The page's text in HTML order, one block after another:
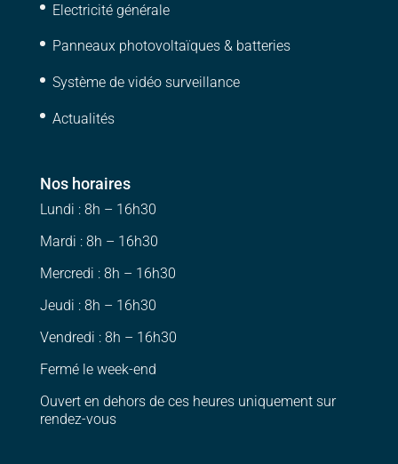
Electricité générale
Panneaux photovoltaïques & batteries
Système de vidéo surveillance
Actualités
Nos horaires
Lundi : 8h – 16h30
Mardi : 8h – 16h30
Mercredi : 8h – 16h30
Jeudi : 8h – 16h30
Vendredi : 8h – 16h30
Fermé le week-end
Ouvert en dehors de ces heures uniquement sur
rendez-vous